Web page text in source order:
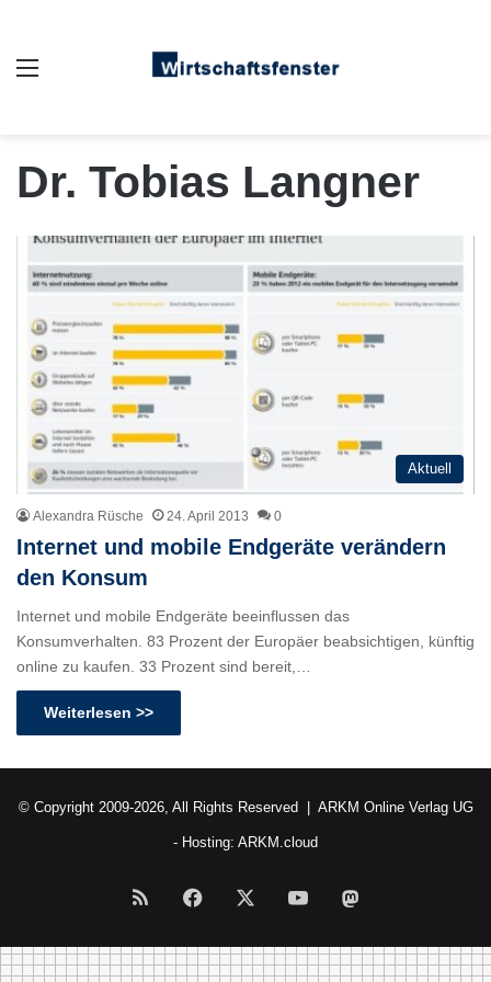
Dr. Tobias Langner
Aktuell
Alexandra Rüsche 24. April 2013 0
Internet und mobile Endgeräte verändern
den Konsum
Internet und mobile Endgeräte beeinflussen das
Konsumverhalten. 83 Prozent der Europäer beabsichtigen, künftig
online zu kaufen. 33 Prozent sind bereit,…
Weiterlesen >>
© Copyright 2009-2026, All Rights Reserved | ARKM Online Verlag UG
- Hosting: ARKM.cloud
RSS Facebook YouTube